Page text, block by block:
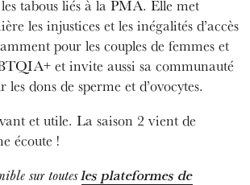
tabous liés à la PMA. Elle met
les injustices et les inégalités d’accès
pour les couples de femmes et
et invite aussi sa communauté
les dons de sperme et d’ovocytes.
et utile. La saison 2 vient de
écoute !
sur toutesles plateformes de